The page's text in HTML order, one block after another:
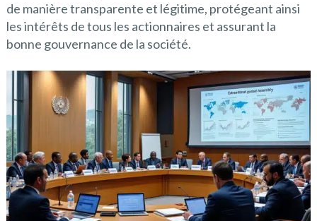
de manière transparente et légitime, protégeant ainsi
les intérêts de tous les actionnaires et assurant la
bonne gouvernance de la société.